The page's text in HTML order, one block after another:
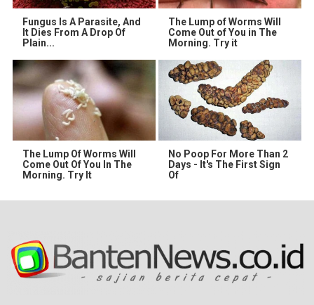
Fungus Is A Parasite, And
It Dies From A Drop Of
Plain...
The Lump of Worms Will
Come Out of You in The
Morning. Try it
The Lump Of Worms Will
Come Out Of You In The
Morning. Try It
No Poop For More Than 2
Days - It's The First Sign
Of